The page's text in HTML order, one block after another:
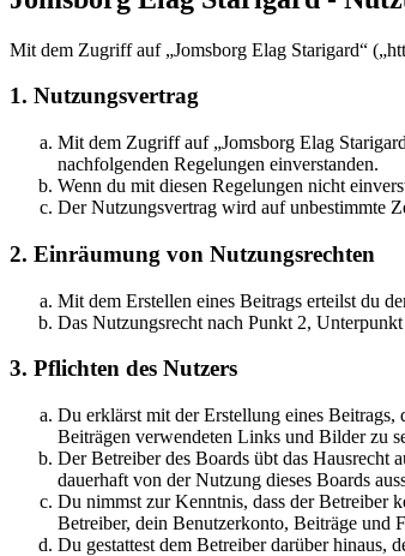
Mit dem Zugriff auf „Jomsborg Elag Starigard“
1. Nutzungsvertrag
Mit dem Zugriff auf „Jomsborg Elag
nachfolgenden Regelungen einverstanden.
Wenn du mit diesen Regelungen nicht
Der Nutzungsvertrag wird auf unbestimmte
2. Einräumung von Nutzungsrechten
Mit dem Erstellen eines Beitrags erteilst du
Das Nutzungsrecht nach Punkt 2,
3. Pflichten des Nutzers
Du erklärst mit der Erstellung eines Beitrags,
Beiträgen verwendeten Links und Bilder zu
Der Betreiber des Boards übt das Hausrecht
dauerhaft von der Nutzung dieses Boards
Du nimmst zur Kenntnis, dass der Betreiber
Betreiber, dein Benutzerkonto, Beiträge und
Du gestattest dem Betreiber darüber hinaus,